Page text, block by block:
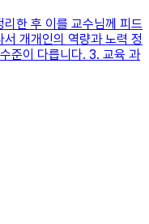
한 후 이를 교수님께 피드
개개인의 역량과 노력 정
준이 다릅니다. 3. 교육 과